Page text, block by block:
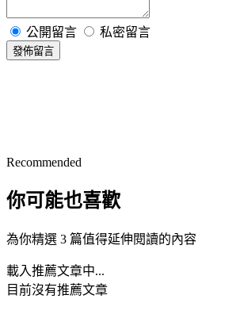
公開留言 私密留言
發佈留言
Recommended
你可能也喜歡
為你精選 3 篇值得延伸閱讀的內容
載入推薦文章中...
目前沒有推薦文章